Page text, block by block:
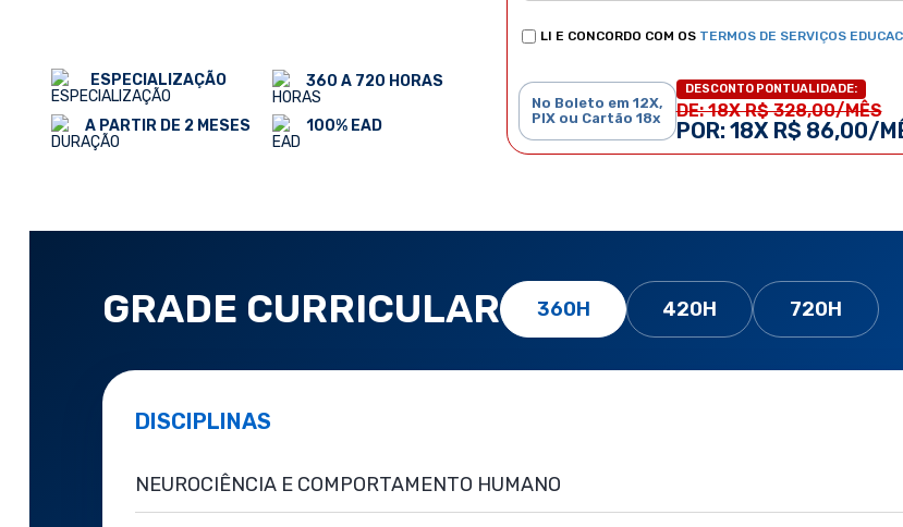
ESPECIALIZAÇÃO
A PARTIR DE 2 MESES
360 A 720 HORAS
100% EAD
LI E CONCORDO COM OS TERMOS DE SERVIÇOS
No Boleto em 12X,
PIX ou Cartão 18x
DESCONTO PONTUALIDADE:
DE: 18X R$ 328,00/MÊS
POR: 18X R$ 86,00/
GRADE CURRICULAR 360H 420H 720H
DISCIPLINAS
NEUROCIÊNCIA E COMPORTAMENTO HUMANO